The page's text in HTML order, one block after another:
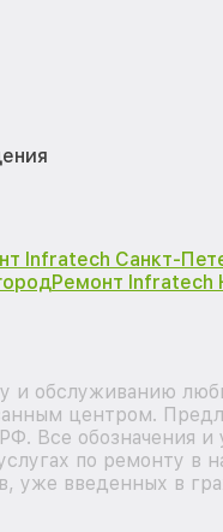
Infratech Санкт-
Ремонт Infratech
и обслуживанию
центром.
Все обозначения
по ремонту в
уже введенных в